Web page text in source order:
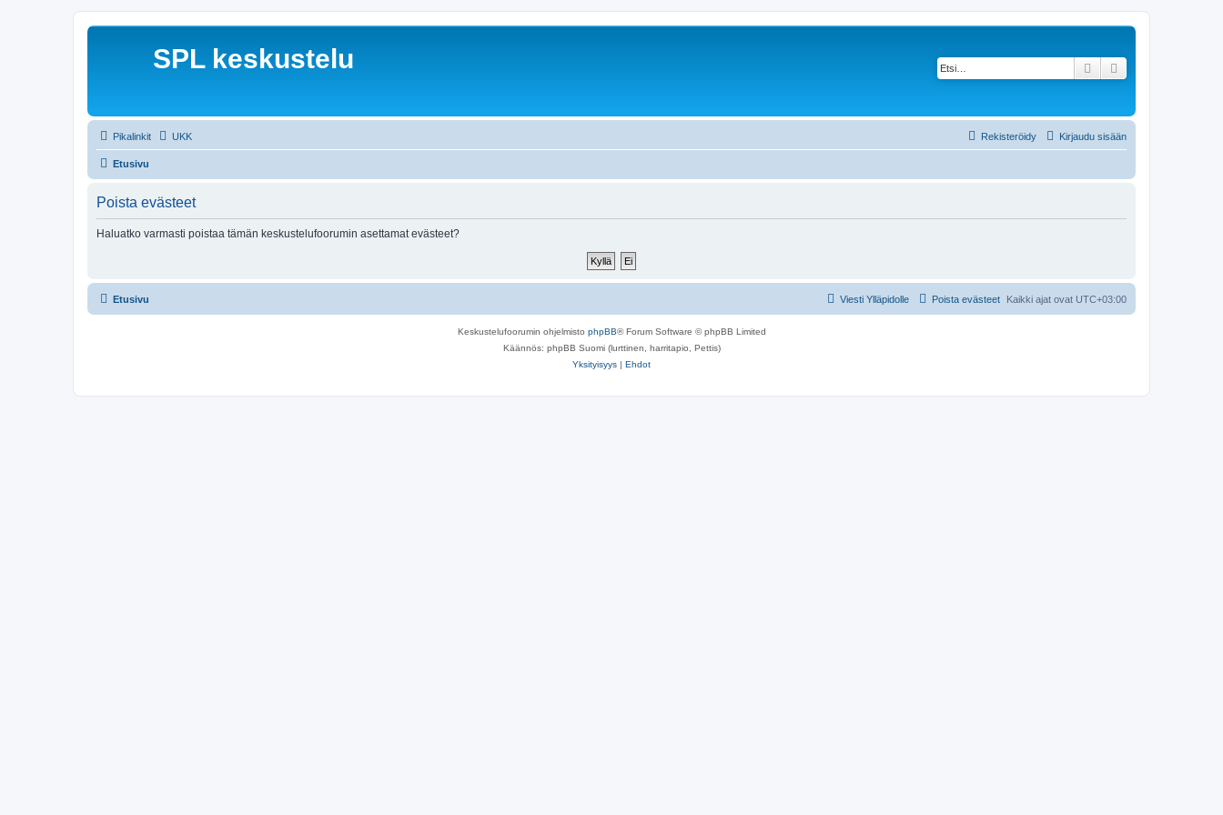
SPL keskustelu Etsi
Pikalinkit UKK Kirjaudu sisään
Rekisteröidy
Etusivu
Poista evästeet
Haluatko varmasti poistaa tämän keskustelufoorumin asettamat evästeet?
Etusivu Kaikki ajat ovat UTC+03:00
Poista evästeet
Viesti Ylläpidolle
Keskustelufoorumin ohjelmisto phpBB® Forum Software © phpBB Limited
Käännös: phpBB Suomi (lurttinen, harritapio, Pettis)
Yksityisyys | Ehdot